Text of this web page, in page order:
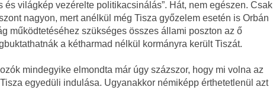
és világkép vezérelte politikacsinálás”. Hát, nem egészen. Csak
nagyon, mert anélkül még Tisza győzelem esetén is Orbán
működtetéséhez szükséges összes állami poszton az ő
a kétharmad nélkül kormányra került Tiszát.
mindegyike elmondta már úgy százszor, hogy mi volna az
egyedüli indulása. Ugyanakkor némiképp érthetetlenül azt